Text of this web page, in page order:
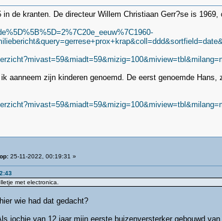
de kranten. De directeur Willem Christiaan Gerr?se is
aanneem zijn kinderen genoemd. De eerst genoemde
25-11-2022, 00:19:31 »
met electronica.
wie had dat gedacht?
jochie van 12 jaar mijn eerste buizenversterker gebouwd